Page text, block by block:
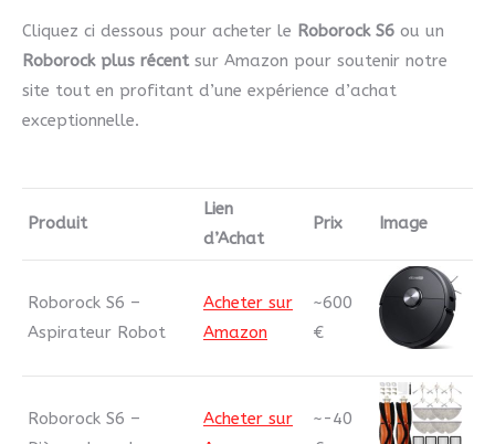
Cliquez ci dessous pour acheter le Roborock S6 ou un
Roborock plus récentsur Amazon pour soutenir notre
site tout en profitant d’une expérience d’achat
exceptionnelle.
Produit
Lien
d’Achat
Prix Image
Roborock S6 –
Aspirateur Robot
Acheter sur
Amazon
~600
€
Roborock S6 –
Acheter sur
~-40